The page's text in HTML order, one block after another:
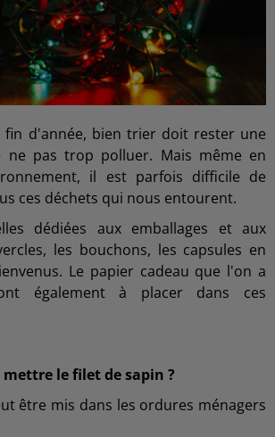
fin d'année, bien trier doit rester une
ne pas trop polluer. Mais même en
il est parfois difficile de
ces déchets qui nous entourent.
dédiées aux emballages et aux
les bouchons, les capsules en
Le papier cadeau que l'on a
également à placer dans ces
le filet de sapin ?
être mis dans les ordures ménagers